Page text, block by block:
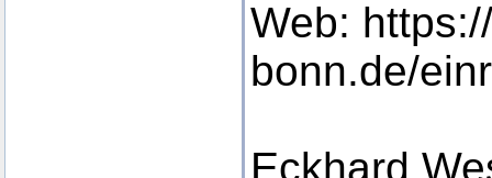
Web:
bonn.de/
Eckhard